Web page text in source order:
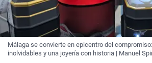
Málaga se convierte en epicentro del
inolvidables y una joyería con historia | Manuel